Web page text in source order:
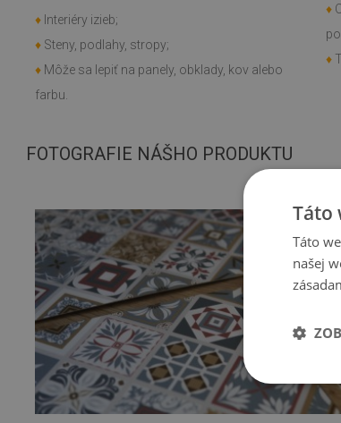
♦ Interiéry izieb;
♦ Steny, podlahy, stropy;
♦ Môže sa lepiť na panely, obklady, kov alebo
farbu.
♦
♦
FOTOGRAFIE NÁŠHO PRODUKTU
Táto
Táto
našej